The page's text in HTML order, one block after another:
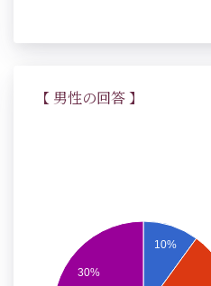
【 男性の回答 】
10%
30%